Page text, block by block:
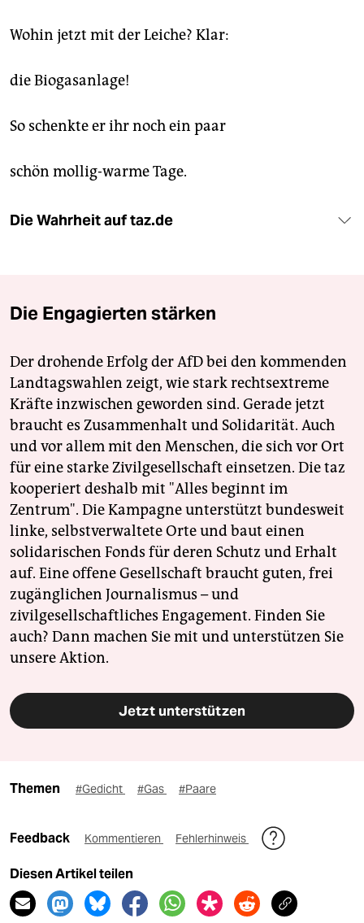
Wohin jetzt mit der Leiche? Klar:
die Biogasanlage!
So schenkte er ihr noch ein paar
schön mollig-warme Tage.
Die Wahrheit auf taz.de
Die Engagierten stärken
Der drohende Erfolg der AfD bei den kommenden
Landtagswahlen zeigt, wie stark rechtsextreme
Kräfte inzwischen geworden sind. Gerade jetzt
braucht es Zusammenhalt und Solidarität. Auch
und vor allem mit den Menschen, die sich vor Ort
für eine starke Zivilgesellschaft einsetzen. Die taz
kooperiert deshalb mit "Alles beginnt im
Zentrum". Die Kampagne unterstützt bundesweit
linke, selbstverwaltete Orte und baut einen
solidarischen Fonds für deren Schutz und Erhalt
auf. Eine offene Gesellschaft braucht guten, frei
zugänglichen Journalismus – und
zivilgesellschaftliches Engagement. Finden Sie
auch? Dann machen Sie mit und unterstützen Sie
unsere Aktion.
Jetzt unterstützen
Themen #Gedicht #Gas #Paare
Feedback Kommentieren Fehlerhinweis
Diesen Artikel teilen